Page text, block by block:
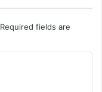
Required fields are